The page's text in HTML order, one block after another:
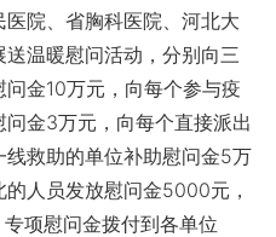
院、省胸科医院、河北大
温暖慰问活动，分别向三
金10万元，向每个参与疫
金3万元，向每个直接派出
救助的单位补助慰问金5万
人员发放慰问金5000元，
项慰问金拨付到各单位